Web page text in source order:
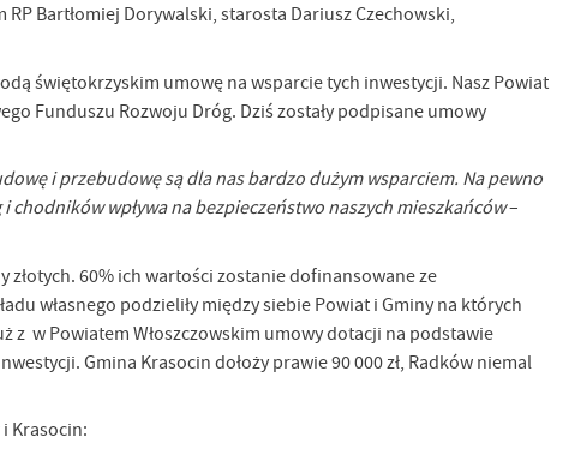
Bartłomiej Dorywalski, starosta Dariusz Czechowski,
świętokrzyskim umowę na wsparcie tych inwestycji. Nasz Powiat
Funduszu Rozwoju Dróg. Dziś zostały podpisane umowy
i przebudowę są dla nas bardzo dużym wsparciem. Na pewno
wpływa na bezpieczeństwo naszych mieszkańców–
60% ich wartości zostanie dofinansowane ze
własnego podzieliły między siebie Powiat i Gminy na których
z w Powiatem Włoszczowskim umowy dotacji na podstawie
Gmina Krasocin dołoży prawie 90 000 zł, Radków niemal
Krasocin: